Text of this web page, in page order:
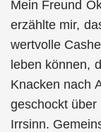
Mein Freund
erzählte mir,
wertvolle
leben können,
Knacken nach
geschockt
Irrsinn.